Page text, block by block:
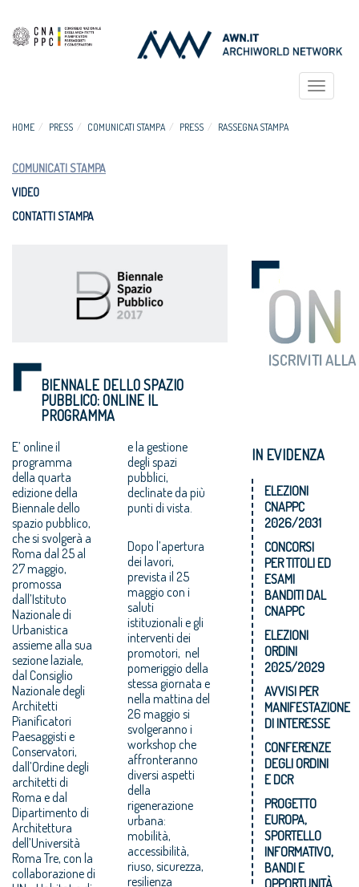
Toggle
HOME PRESS COMUNICATI STAMPA PRESS RASSEGNA STAMPA
COMUNICATI STAMPA
VIDEO
CONTATTI STAMPA
BIENNALE DELLO SPAZIO
PUBBLICO: ONLINE IL
PROGRAMMA
E’ online il
programma
della quarta
edizione della
Biennale dello
spazio pubblico,
che si svolgerà a
Roma dal 25 al
27 maggio,
promossa
dall’Istituto
Nazionale di
Urbanistica
assieme alla sua
sezione laziale,
dal Consiglio
Nazionale degli
Architetti
Pianificatori
Paesaggisti e
Conservatori,
dall’Ordine degli
architetti di
Roma e dal
Dipartimento di
Architettura
dell’Università
Roma Tre, con la
collaborazione di
e la gestione
degli spazi
pubblici,
declinate da più
punti di vista.
Dopo l’apertura
dei lavori,
prevista il 25
maggio con i
saluti
istituzionali e gli
interventi dei
promotori, nel
pomeriggio della
stessa giornata e
nella mattina del
26 maggio si
svolgeranno i
workshop che
affronteranno
diversi aspetti
della
rigenerazione
urbana:
mobilità,
accessibilità,
riuso, sicurezza,
resilienza
IN EVIDENZA
ELEZIONI
CNAPPC
2026/2031
CONCORSI
PER TITOLI ED
ESAMI
BANDITI DAL
CNAPPC
ELEZIONI
ORDINI
2025/2029
AVVISI PER
MANIFESTAZIONE
DI INTERESSE
CONFERENZE
DEGLI ORDINI
E DCR
PROGETTO
EUROPA,
SPORTELLO
INFORMATIVO,
BANDI E
OPPORTUNITÀ